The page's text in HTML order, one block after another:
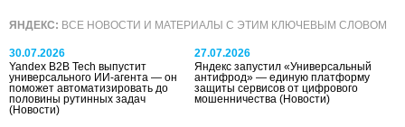
ЯНДЕКС: ВСЕ НОВОСТИ И МАТЕРИАЛЫ С ЭТИМ КЛЮЧЕВЫМ СЛОВОМ
30.07.2026
Yandex B2B Tech выпустит
универсального ИИ-агента — он
поможет автоматизировать до
половины рутинных задач
(Новости)
27.07.2026
Яндекс запустил «Универсальный
антифрод» — единую платформу
защиты сервисов от цифрового
мошенничества(Новости)